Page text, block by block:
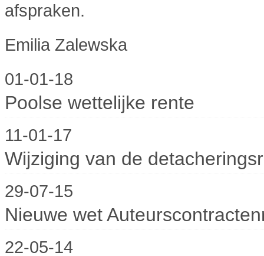
afspraken.
Emilia Zalewska
01-01-18
Poolse wettelijke rente
11-01-17
Wijziging van de
29-07-15
Nieuwe wet
22-05-14